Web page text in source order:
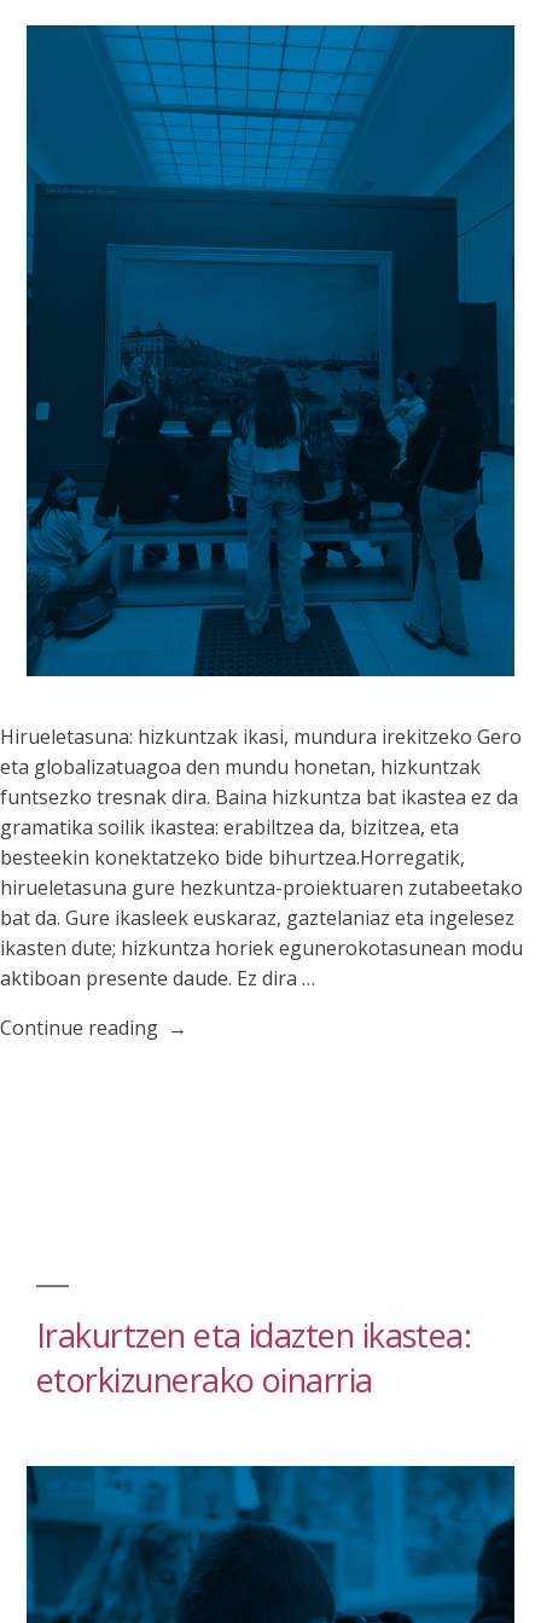
Hirueletasuna: hizkuntzak ikasi, mundura irekitzeko Gero
eta globalizatuagoa den mundu honetan, hizkuntzak
funtsezko tresnak dira. Baina hizkuntza bat ikastea ez da
gramatika soilik ikastea: erabiltzea da, bizitzea, eta
besteekin konektatzeko bide bihurtzea.Horregatik,
hirueletasuna gure hezkuntza-proiektuaren zutabeetako
bat da. Gure ikasleek euskaraz, gaztelaniaz eta ingelesez
ikasten dute; hizkuntza horiek egunerokotasunean modu
aktiboan presente daude. Ez dira …
Continue reading“Hirueletasuna:
Irakurtzen eta idazten ikastea:
etorkizunerako oinarria